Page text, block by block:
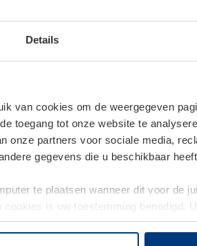
Details
van cookies om de weergegeven
toegang tot onze website te
onze partners voor sociale media,
gegevens die u beschikbaar
te plaatsen wanneer dit voor de
is uw toestemming benodigd.
op onze website wijzigen